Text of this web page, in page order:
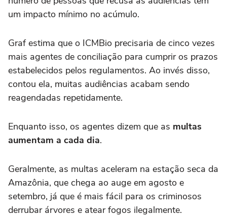
um impacto mínimo no acúmulo.
Graf estima que o ICMBio precisaria de cinco vezes
mais agentes de conciliação para cumprir os prazos
estabelecidos pelos regulamentos. Ao invés disso,
contou ela, muitas audiências acabam sendo
reagendadas repetidamente.
Enquanto isso, os agentes dizem que as multas
aumentam a cada dia.
Geralmente, as multas aceleram na estação seca da
Amazônia, que chega ao auge em agosto e
setembro, já que é mais fácil para os criminosos
derrubar árvores e atear fogos ilegalmente.